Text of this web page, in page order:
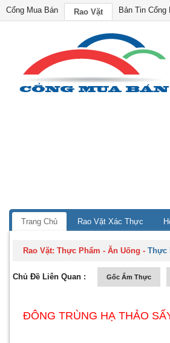
Cổng Mua Bán Rao Vặt Bản Tin Cổng
Trang Chủ Rao Vặt Xác Thực
Rao Vặt:Thực Phẩm - Ăn Uống -Thực
Chủ Đề Liên Quan : Gốc Ẩm Thực
ĐÔNG TRÙNG HẠ THẢO